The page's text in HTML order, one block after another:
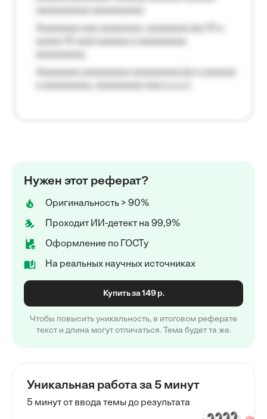
Нужен этот реферат?
Оригинальность > 90%
Проходит ИИ-детект на 99,9%
Оформление по ГОСТу
На реальных научных источниках
Купить за 149 р.
Чтобы повысить уникальность, в итоговом реферате
текст и длина могут отличаться. Тема будет та же.
Уникальная работа за 5 минут
5 минут от ввода темы до результата